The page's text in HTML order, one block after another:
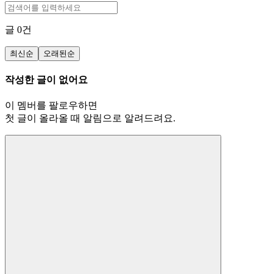
글 0건
최신순 오래된순
작성한 글이 없어요
이 멤버를 팔로우하면
첫 글이 올라올 때 알림으로 알려드려요.